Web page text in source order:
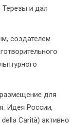
Терезы и дал
создателем
для
Идея России,
Carità) активно